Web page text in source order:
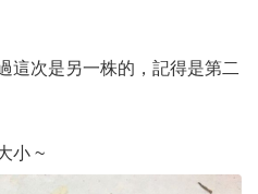
這次是另一株的，記得是第二
小 ~